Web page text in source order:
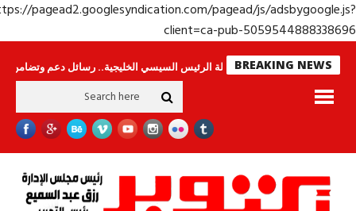
https://pagead2.googlesyndication.com/pagead/js/
client=ca-pub-
BREAKING NEWS
لا ينامون جولة الرئيس السيسي الخليجية.. رسائل دعم وتضامن للأشقاء